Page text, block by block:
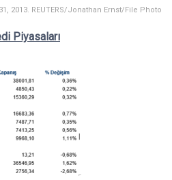
2013. REUTERS/Jonathan Ernst/File Photo
Piyasaları